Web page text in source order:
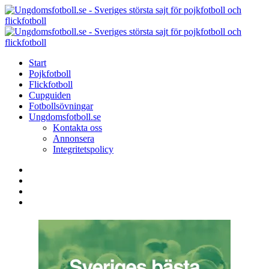
Menu
Search
Menu
Start
Pojkfotboll
Flickfotboll
Cupguiden
Fotbollsövningar
Ungdomsfotboll.se
Kontakta oss
Annonsera
Integritetspolicy